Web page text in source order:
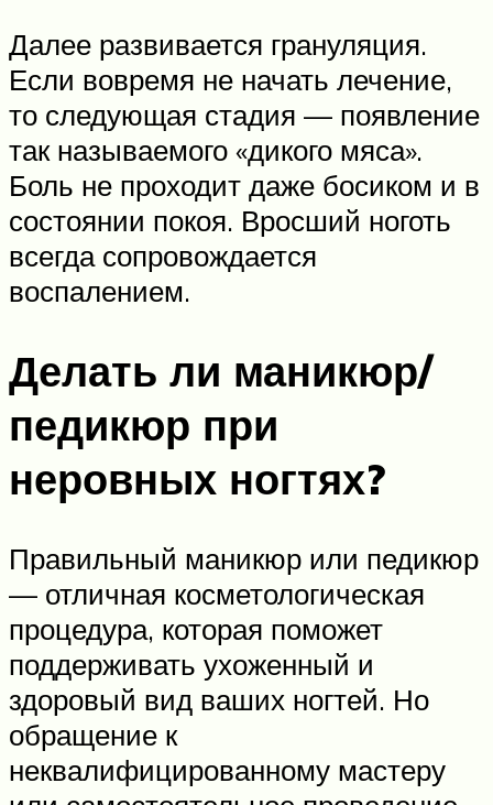
Далее развивается грануляция.
Если вовремя не начать лечение,
то следующая стадия — появление
так называемого «дикого мяса».
Боль не проходит даже босиком и в
состоянии покоя. Вросший ноготь
всегда сопровождается
воспалением.
Делать ли маникюр/
педикюр при
неровных ногтях?
Правильный маникюр или педикюр
— отличная косметологическая
процедура, которая поможет
поддерживать ухоженный и
здоровый вид ваших ногтей. Но
обращение к
неквалифицированному мастеру